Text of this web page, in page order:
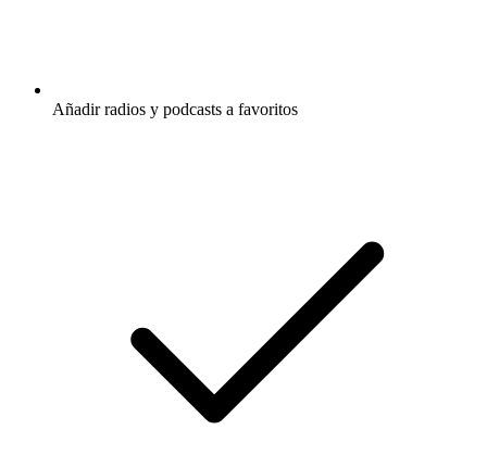
Añadir radios y podcasts a favoritos